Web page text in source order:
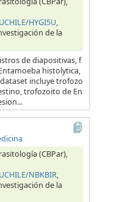
HYGI5U,
de la
de diapositivas, f
histolytica,
incluye trofozo
trofozoito de En
(CBPar),
NBKBIR,
de la